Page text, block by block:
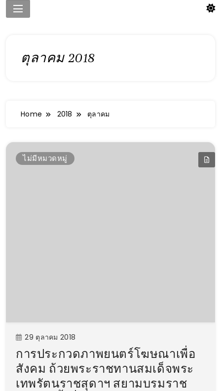
ตุลาคม 2018
Home 2018 ตุลาคม
ไม่มีหมวดหมู่
29 ตุลาคม 2018
การประกวดภาพยนตร์โฆษณาเพื่อ
สังคม ถ้วยพระราชทานสมเด็จพระ
เทพรัตนราชสุดาฯ สยามบรมราช